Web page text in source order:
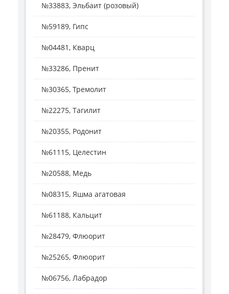
№33883, Эльбаит (розовый)
№59189, Гипс
№04481, Кварц
№33286, Пренит
№30365, Тремолит
№22275, Тагилит
№20355, Родонит
№61115, Целестин
№20588, Медь
№08315, Яшма агатовая
№61188, Кальцит
№28479, Флюорит
№25265, Флюорит
№06756, Лабрадор